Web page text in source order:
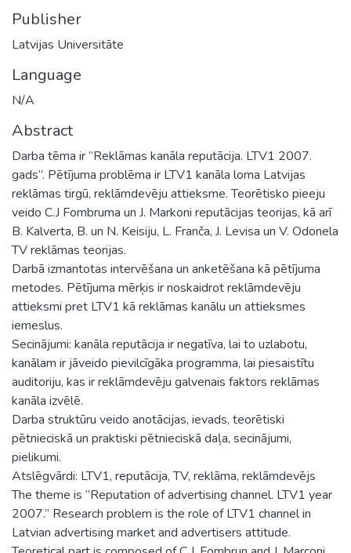
Publisher
Latvijas Universitāte
Language
N/A
Abstract
Darba tēma ir “Reklāmas kanāla reputācija. LTV1 2007.
gads”. Pētījuma problēma ir LTV1 kanāla loma Latvijas
reklāmas tirgū, reklāmdevēju attieksme. Teorētisko pieeju
veido C.J Fombruma un J. Markoni reputācijas teorijas, kā arī
B. Kalverta, B. un N. Keisiju, L. Franča, J. Levisa un V. Odonela
TV reklāmas teorijas.
Darbā izmantotas intervēšana un anketēšana kā pētījuma
metodes. Pētījuma mērķis ir noskaidrot reklāmdevēju
attieksmi pret LTV1 kā reklāmas kanālu un attieksmes
iemeslus.
Secinājumi: kanāla reputācija ir negatīva, lai to uzlabotu,
kanālam ir jāveido pievilcīgāka programma, lai piesaistītu
auditoriju, kas ir reklāmdevēju galvenais faktors reklāmas
kanāla izvēlē.
Darba struktūru veido anotācijas, ievads, teorētiski
pētnieciskā un praktiski pētnieciskā daļa, secinājumi,
pielikumi.
Atslēgvārdi: LTV1, reputācija, TV, reklāma, reklāmdevējs
The theme is “Reputation of advertising channel. LTV1 year
2007.” Research problem is the role of LTV1 channel in
Latvian advertising market and advertisers attitude.